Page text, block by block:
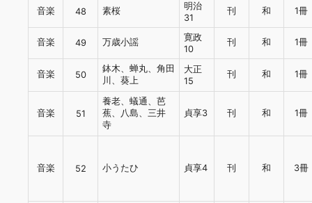
音楽 48 素桜
明治
31
刊 和 1冊
音楽 49 万歳小謡
寛政
10
刊 和 1冊
音楽 50
鉢木、蝉丸、角田
川、葵上
大正
15
刊 和 1冊
音楽 51
養老、蟻通、芭
蕉、八島、三井
寺
貞享3 刊 和 1冊
音楽 52 小うたひ 貞享4 刊 和 3冊